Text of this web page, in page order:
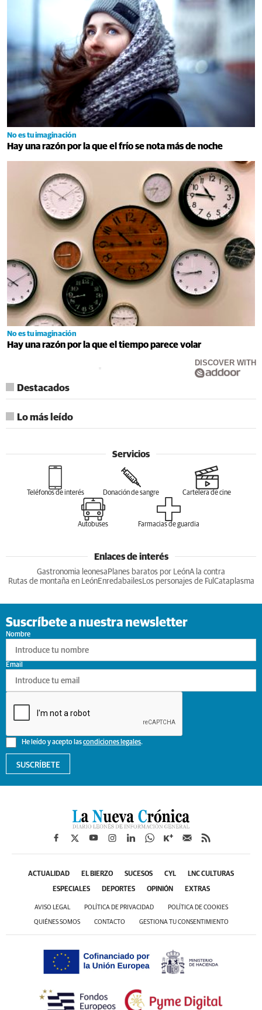
No es tu imaginación
Hay una razón por la que el frío se nota más de noche
No es tu imaginación
Hay una razón por la que el tiempo parece volar
DISCOVER WITH
Destacados
Lo más leído
Servicios
Teléfonos de interés Donación de sangre Cartelera de cine
Autobuses Farmacias de guardia
Enlaces de interés
Gastronomia leonesa Planes baratos por LeónA la contra
Rutas de montaña en LeónEnredabailesLos personajes de Ful Cataplasma
Suscríbete a nuestra newsletter
Nombre
He leído y acepto lascondiciones legales.
Email
SUSCRÍBETE
ACTUALIDAD EL BIERZO SUCESOS CYL LNC CULTURAS
ESPECIALES DEPORTES OPINIÓN EXTRAS
AVISO LEGAL POLÍTICA DE PRIVACIDAD POLÍTICA DE COOKIES
QUIÉNES SOMOS CONTACTO GESTIONA TU CONSENTIMIENTO